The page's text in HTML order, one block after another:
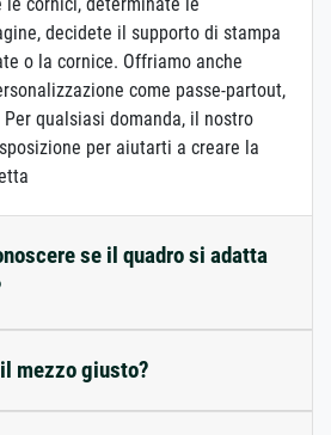
decidete il supporto di stampa
o la cornice. Offriamo anche
come passe-partout,
qualsiasi domanda, il nostro
per aiutarti a creare la
se il quadro si adatta
mezzo giusto?